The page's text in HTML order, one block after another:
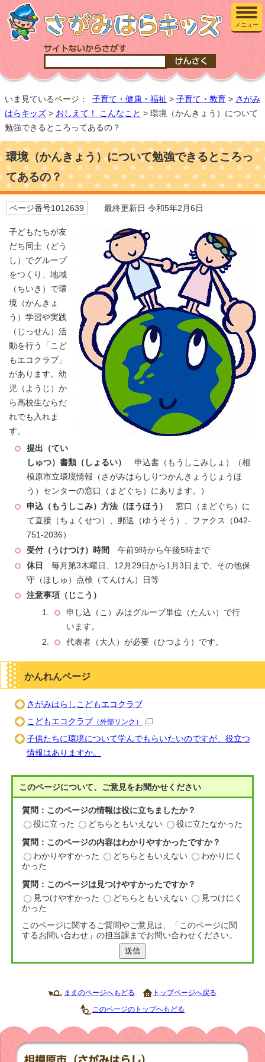
メニュー
いま見ているページ： 子育て・健康・福祉 > 子育て・教育 > さがみ
はらキッズ > おしえて！ こんなこと > 環境（かんきょう）について
勉強できるところってあるの？
環境（かんきょう）について勉強できるところっ
てあるの？
ページ番号1012639 最終更新日 令和5年2月6日
子どもたちが友
だち同士（どう
し）でグループ
をつくり、地域
（ちいき）で環
境（かんきょ
う）学習や実践
（じっせん）活
動を行う「こど
もエコクラブ」
があります。幼
児（ようじ）か
ら高校生ならだ
れでも入れま
す。
提出（てい
しゅつ）書類（しょるい）
申込書（もうしこみしょ）（相
模原市立環境情報（さがみはらしりつかんきょうじょうほ
う）センターの窓口（まどぐち）にあります。）
申込（もうしこみ）方法（ほうほう）
窓口（まどぐち）に
て直接（ちょくせつ）、郵送（ゆうそう）、ファクス（042-
751-2036）
受付（うけつけ）時間
午前9時から午後5時まで
休日
毎月第3木曜日、12月29日から1月3日まで、その他保
守（ほしゅ）点検（てんけん）日等
注意事項（じこう）
申し込（こ）みはグループ単位（たんい）で行
います。
代表者（大人）が必要（ひつよう）です。
かんれんページ
さがみはらしこどもエコクラブ
こどもエコクラブ （外部リンク）
子供たちに環境について学んでもらいたいのですが、役立つ
情報はありますか。
このページについて、ご意見をお聞かせください
質問：このページの情報は役に立ちましたか？
役に立った
どちらともいえない 役に立たなかった
質問：このページの内容はわかりやすかったですか？
わかりやすかった
どちらともいえない
わかりにく
かった
質問：このページは見つけやすかったですか？
見つけやすかった
どちらともいえない
見つけにく
かった
このページに関するご質問やご意見は、「このページに関
するお問い合わせ」の担当課までお問い合わせください。
送信
まえのページへもどる
トップページへ戻る
このページのトップへもどる